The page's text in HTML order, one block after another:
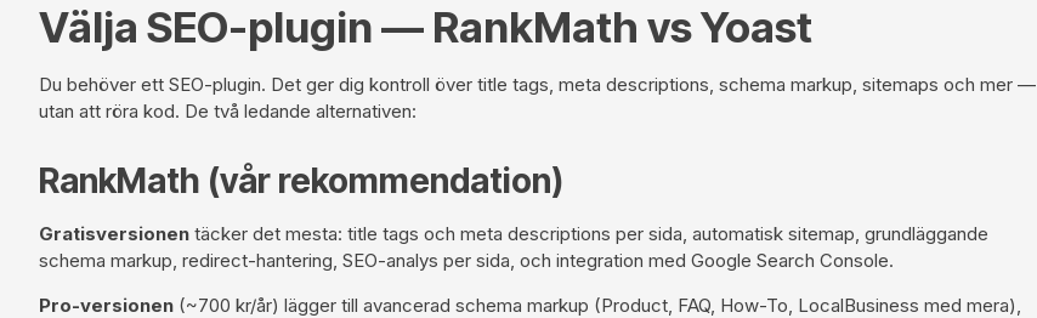
Välja SEO-plugin — RankMath vs Yoast
Du behöver ett SEO-plugin. Det ger dig kontroll över title tags, meta descriptions, schema markup, sitemaps och mer —
utan att röra kod. De två ledande alternativen:
RankMath (vår rekommendation)
Gratisversionen täcker det mesta: title tags och meta descriptions per sida, automatisk sitemap, grundläggande
schema markup, redirect-hantering, SEO-analys per sida, och integration med Google Search Console.
Pro-versionen (~700 kr/år) lägger till avancerad schema markup (Product, FAQ, How-To, LocalBusiness med mera),